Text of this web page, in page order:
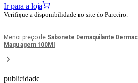
Ir para a loja
Verifique a disponibilidade no site do Parceiro.
Menor preço de Sabonete Demaquilante
Maquiagem 100Ml
publicidade